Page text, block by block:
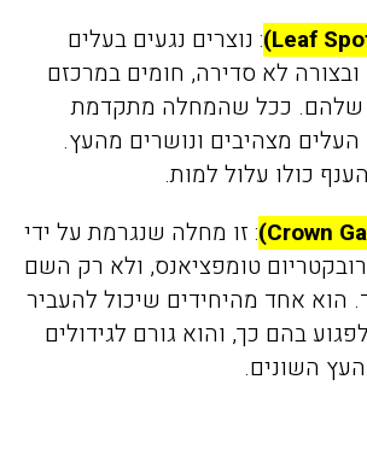
: נוצרים נגעים בעלים
0.5-5 מ"מ ובצורה לא סדירה, חומים במרכזם
שלהם. ככל שהמחלה מתקדמת
העלים מצהיבים ונושרים מהעץ.
כולו עלול למות.
: זו מחלה שנגרמת על ידי
טומפציאנס, ולא רק השם
הוא אחד מהיחידים שיכול להעביר
בהם כך, והוא גורם לגידולים
השונים.